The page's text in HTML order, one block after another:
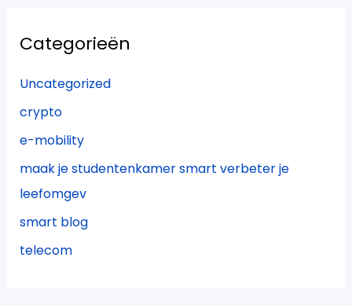
Categorieën
Uncategorized
crypto
e-mobility
maak je studentenkamer smart verbeter je
leefomgev
smart blog
telecom